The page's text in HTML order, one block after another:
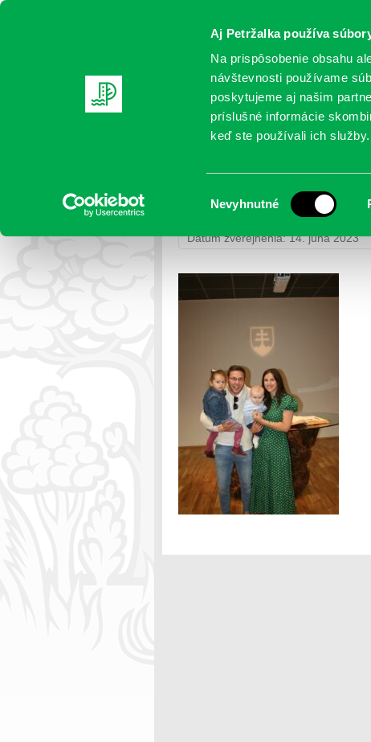
Aj Petržalka používa
Na prispôsobenie obsahu
návštevnosti používame
poskytujeme aj našim
príslušné informácie
keď ste používali ich služby.
súhlasu
Nevyhnutné
AKTUALITY SAMOSPRÁVA
IMG_5924
Petržalka>Fotogalérie >Uvítanie
Dátum zverejnenia: 14. júna 2023